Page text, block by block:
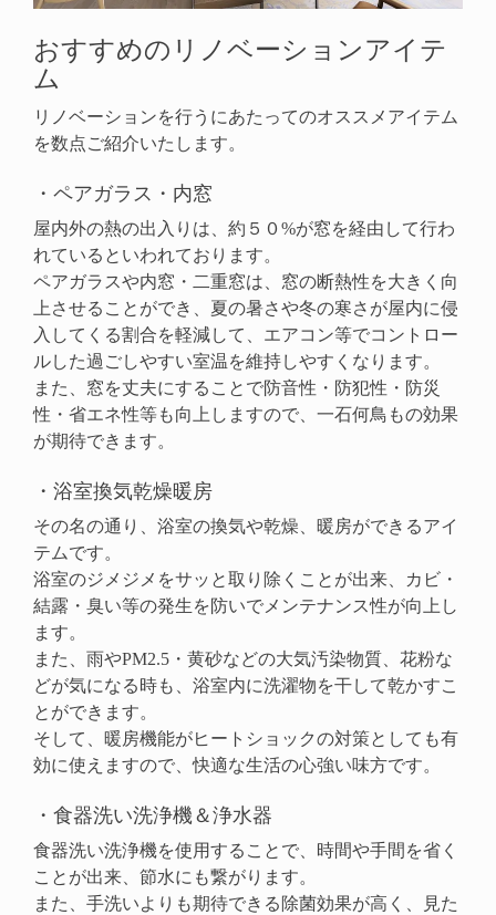
おすすめのリノベーションアイテ
ム
リノベーションを行うにあたってのオススメアイテム
を数点ご紹介いたします。
・ペアガラス・内窓
屋内外の熱の出入りは、約５０%が窓を経由して行わ
れているといわれております。
ペアガラスや内窓・二重窓は、窓の断熱性を大きく向
上させることができ、夏の暑さや冬の寒さが屋内に侵
入してくる割合を軽減して、エアコン等でコントロー
ルした過ごしやすい室温を維持しやすくなります。
また、窓を丈夫にすることで防音性・防犯性・防災
性・省エネ性等も向上しますので、一石何鳥もの効果
が期待できます。
・浴室換気乾燥暖房
その名の通り、浴室の換気や乾燥、暖房ができるアイ
テムです。
浴室のジメジメをサッと取り除くことが出来、カビ・
結露・臭い等の発生を防いでメンテナンス性が向上し
ます。
また、雨やPM2.5・黄砂などの大気汚染物質、花粉な
どが気になる時も、浴室内に洗濯物を干して乾かすこ
とができます。
そして、暖房機能がヒートショックの対策としても有
効に使えますので、快適な生活の心強い味方です。
・食器洗い洗浄機＆浄水器
食器洗い洗浄機を使用することで、時間や手間を省く
ことが出来、節水にも繋がります。
また、手洗いよりも期待できる除菌効果が高く、見た